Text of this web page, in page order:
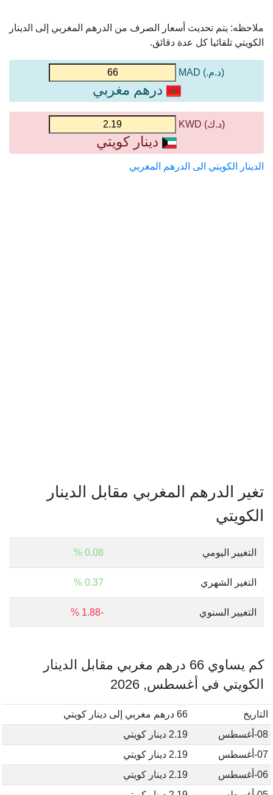
ملاحظه: يتم تحديث أسعار الصرف من الدرهم المغربي إلى الدينار
الكويتي تلقائيا كل عدة دقائق.
(د.م.) MAD
درهم مغربي
(د.ك) KWD
دينار كويتي
الدينار الكويتي الى الدرهم المغربي
تغير الدرهم المغربي مقابل الدينار
الكويتي
التغيير اليومي 0.08 %
التغير الشهري 0.37 %
التغيير السنوي -1.88 %
كم يساوي 66 درهم مغربي مقابل الدينار
الكويتي في أغسطس, 2026
التاريخ
66 درهم مغربي إلى دينار كويتي
08-أغسطس
2.19 دينار كويتي
07-أغسطس
2.19 دينار كويتي
06-أغسطس
2.19 دينار كويتي